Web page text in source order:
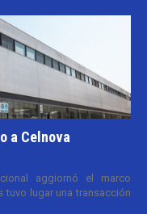
a Celnova
aggiornó el marco
tuvo lugar una transacción